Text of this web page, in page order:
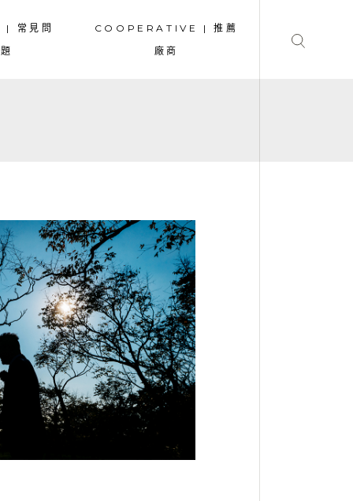
常見問
題
COOPERATIVE | 推薦
廠商